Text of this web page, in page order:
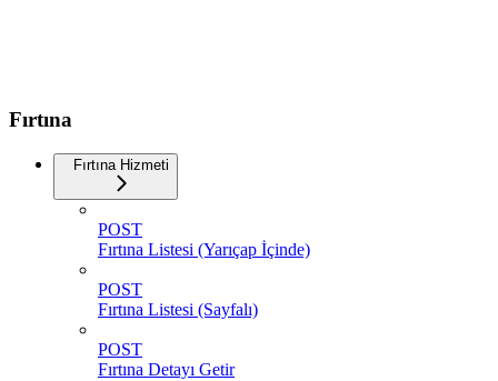
Fırtına
Fırtına Hizmeti
POST
Fırtına Listesi (Yarıçap İçinde)
POST
Fırtına Listesi (Sayfalı)
POST
Fırtına Detayı Getir